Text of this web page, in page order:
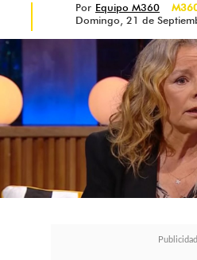
Por Equipo M360
Domingo, 21 de